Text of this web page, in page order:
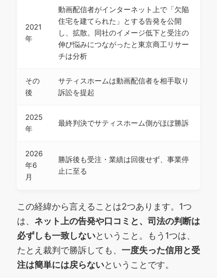
2021
年
動画配信者がインターネット上で「欠陥
住宅を建てられた」とする告発を公開
し、拡散。同社のイメージ低下と受注の
伸び悩みにつながったと東京商工リサー
チは分析
その
後
サティスホームは動画配信者を相手取り
訴訟を提起
2025
年
最終判決でサティスホーム側がほぼ勝訴
2026
年6
月
勝訴後も受注・業績は回復せず、事業停
止に至る
この経緯から言えることは2つあります。1つ
は、 ネット上の告発や口コミと、司法の判断は
必ずしも一致しないということ。もう1つは、
たとえ裁判で勝訴しても、 一度失った信用と受
注は簡単には戻らないということです。